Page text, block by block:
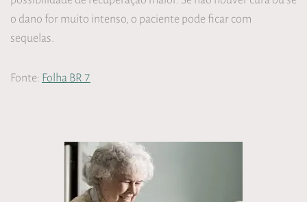
o dano for muito intenso, o paciente pode ficar com
sequelas.
Fonte: Folha BR 7